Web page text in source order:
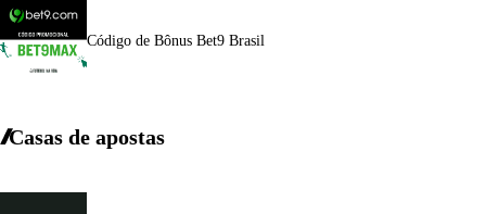
Código de Bônus Bet9 Brasil
Casas de apostas